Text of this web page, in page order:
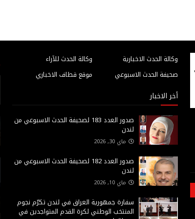
وكالة الحدث للآراء
وكالة الحدث الاخبارية
موقع قطاف الاخباري
صحيفة الحدث الاسبوعي
أخر الاخبار
صدور العدد 183 لصحيفة الحدث الاسبوعي من
لندن
ماي 30, 2026
صدور العدد 182 لصحيفة الحدث الاسبوعي من
لندن
ماي 10, 2026
سفارة جمهورية العراق في لندن تكرّم نجوم
المنتخب الوطني لكرة القدم المتواجدين في